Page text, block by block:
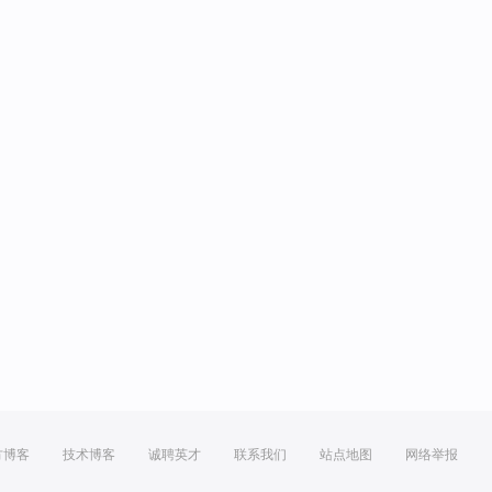
博客 技术博客 诚聘英才 联系我们 站点地图 网络举报